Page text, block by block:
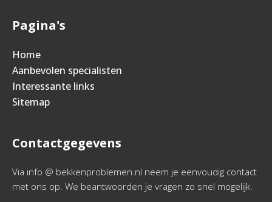
Pagina's
Home
Aanbevolen specialisten
Interessante links
Sitemap
Contactgegevens
Via info @ bekkenproblemen.nl neem je eenvoudig contact
met ons op. We beantwoorden je vragen zo snel mogelijk.